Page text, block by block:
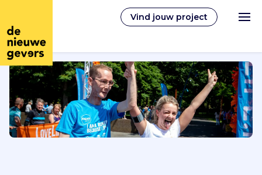
Vind jouw project
Nederlands
Vrijwilligerswerk